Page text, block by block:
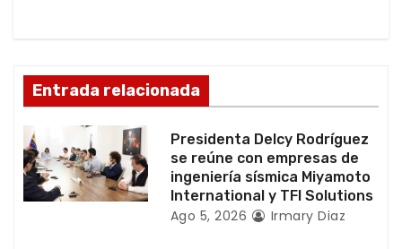
d
e
e
n
Entrada relacionada
Presidenta Delcy Rodríguez
se reúne con empresas de
ingeniería sísmica Miyamoto
International y TFI Solutions
Ago 5, 2026 Irmary Diaz